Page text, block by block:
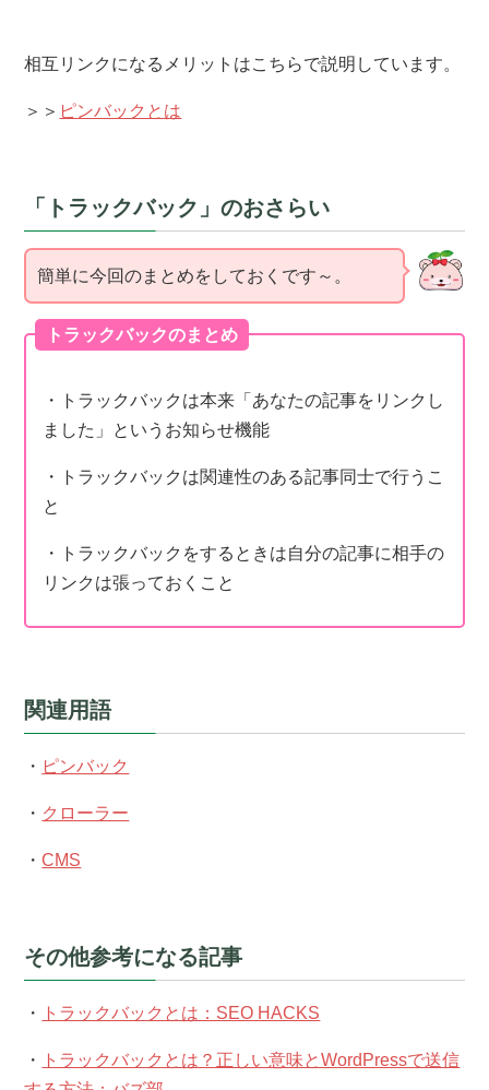
相互リンクになるメリットはこちらで説明しています。
＞＞ ピンバックとは
「トラックバック」のおさらい
簡単に今回のまとめをしておくです～。
トラックバックのまとめ
・トラックバックは本来「あなたの記事をリンクし
ました」というお知らせ機能
・トラックバックは関連性のある記事同士で行うこ
と
・トラックバックをするときは自分の記事に相手の
リンクは張っておくこと
関連用語
・ ピンバック
・ クローラー
・CMS
その他参考になる記事
・ トラックバックとは：SEO HACKS
・
トラックバックとは？正しい意味とWordPressで送信